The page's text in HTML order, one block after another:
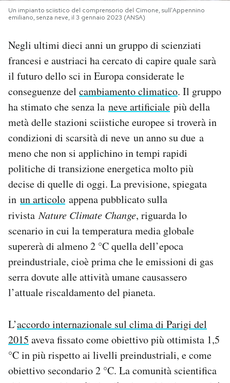
CALENDARIO
AREA PERSONALE
Area Personale
Newsletter
Notifiche mobile
Regala il Post
Hai bisogno di aiuto?
Esci
Un impianto sciistico del comprensorio del Cimone, sull'Appennino
emiliano, senza neve, il 3 gennaio 2023 (ANSA)
Negli ultimi dieci anni un gruppo di scienziati
francesi e austriaci ha cercato di capire quale sarà
il futuro dello sci in Europa considerate le
conseguenze del cambiamento climatico. Il gruppo
ha stimato che senza la neve artificiale più della
metà delle stazioni sciistiche europee si troverà in
condizioni di scarsità di neve un anno su due a
meno che non si applichino in tempi rapidi
politiche di transizione energetica molto più
decise di quelle di oggi. La previsione, spiegata
in un articolo appena pubblicato sulla
rivistaNature Climate Change, riguarda lo
scenario in cui la temperatura media globale
supererà di almeno 2 °C quella dell’epoca
preindustriale, cioè prima che le emissioni di gas
serra dovute alle attività umane causassero
l’attuale riscaldamento del pianeta.
L’accordo internazionale sul clima di Parigi del
2015 aveva fissato come obiettivo più ottimista 1,5
°C in più rispetto ai livelli preindustriali, e come
obiettivo secondario 2 °C. La comunità scientifica